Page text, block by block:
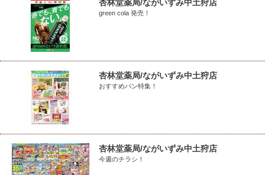
杏林堂薬局/ながいずみ中土狩店
green cola 発売！
杏林堂薬局/ながいずみ中土狩店
おすすめパン特集！
杏林堂薬局/ながいずみ中土狩店
今週のチラシ！